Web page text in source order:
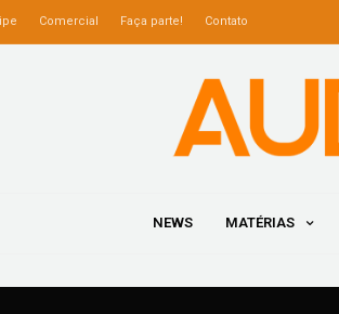
Comercial Faça parte! Contato
NEWS MATÉRIAS